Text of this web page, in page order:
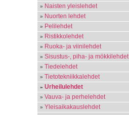
Naisten yleislehdet
Nuorten lehdet
Pelilehdet
Ristikkolehdet
Ruoka- ja viinilehdet
Sisustus-, piha- ja mökkilehdet
Tiedelehdet
Tietotekniikkalehdet
Urheilulehdet
Vauva- ja perhelehdet
Yleisaikakauslehdet